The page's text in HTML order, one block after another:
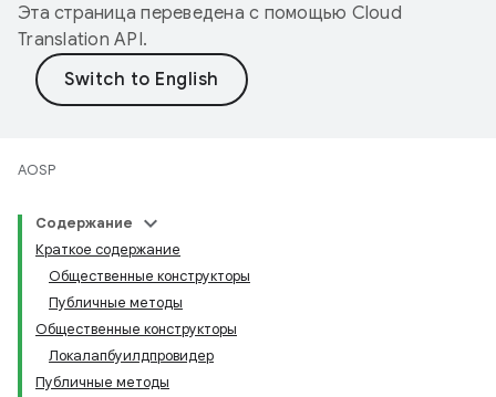
Эта страница переведена с помощью Cloud
Translation API.
AOSP
Содержание
Краткое содержание
Общественные конструкторы
Публичные методы
Общественные конструкторы
Локалапбуилдпровидер
Публичные методы